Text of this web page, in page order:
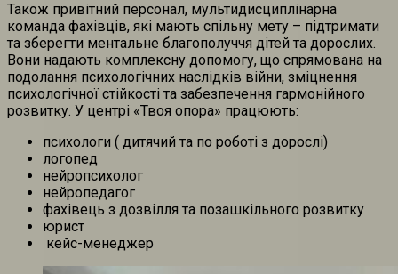
Також привітний персонал, мультидисциплінарна
команда фахівців, які мають спільну мету – підтримати
та зберегти ментальне благополуччя дітей та дорослих.
Вони надають комплексну допомогу, що спрямована на
подолання психологічних наслідків війни, зміцнення
психологічної стійкості та забезпечення гармонійного
розвитку. У центрі «Твоя опора» працюють:
психологи ( дитячий та по роботі з дорослі)
логопед
нейропсихолог
нейропедагог
фахівець з дозвілля та позашкільного розвитку
юрист
кейс-менеджер